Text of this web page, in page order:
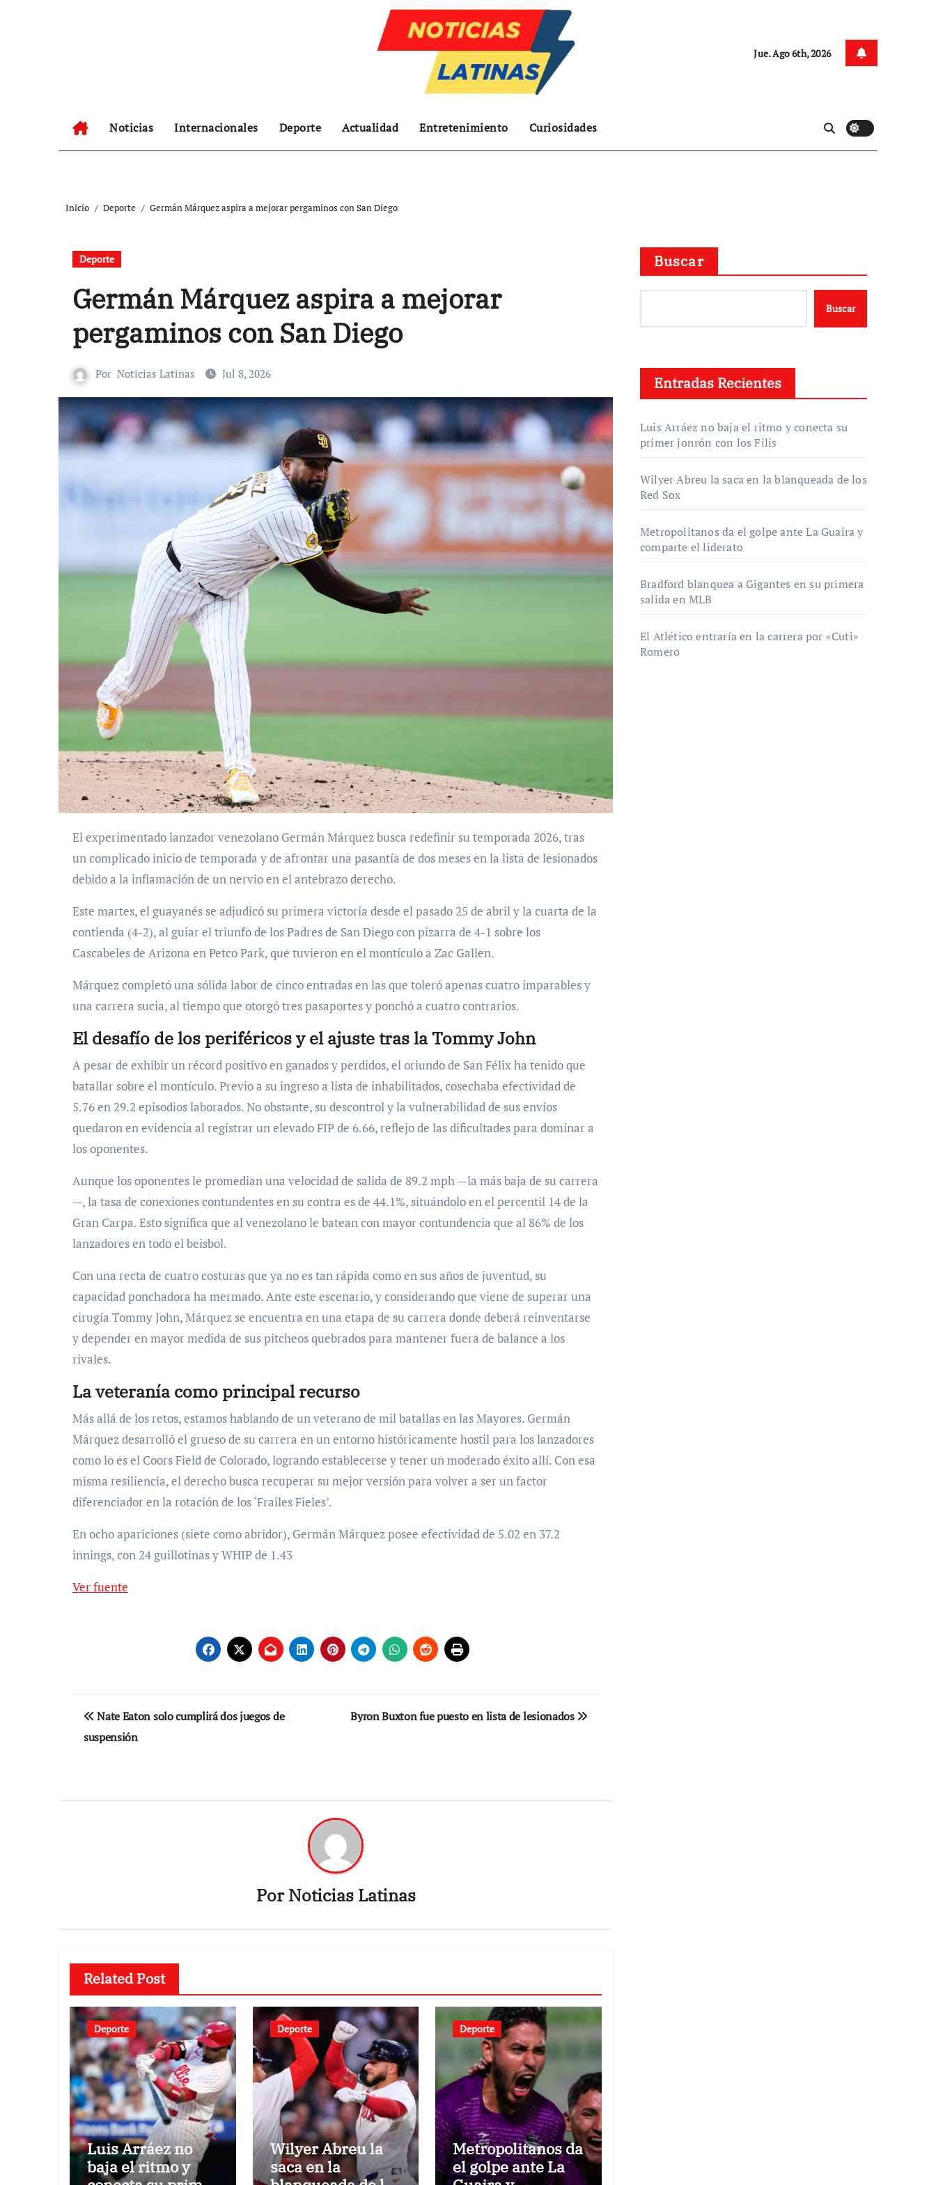
Jue. Ago 6th, 2026
Noticias Internacionales Deporte Actualidad Entretenimiento Curiosidades
Inicio Deporte Germán Márquez aspira a mejorar pergaminos con San Diego
Deporte
Germán Márquez aspira a mejorar
pergaminos con San Diego
Por Noticias Latinas Jul 8, 2026
El experimentado lanzador venezolano Germán Márquez busca redefinir su temporada 2026, tras
un complicado inicio de temporada y de afrontar una pasantía de dos meses en la lista de lesionados
debido a la inflamación de un nervio en el antebrazo derecho.
Este martes, el guayanés se adjudicó su primera victoria desde el pasado 25 de abril y la cuarta de la
contienda (4-2), al guiar el triunfo de los Padres de San Diego con pizarra de 4-1 sobre los
Cascabeles de Arizona en Petco Park, que tuvieron en el montículo a Zac Gallen.
Márquez completó una sólida labor de cinco entradas en las que toleró apenas cuatro imparables y
una carrera sucia, al tiempo que otorgó tres pasaportes y ponchó a cuatro contrarios.
El desafío de los periféricos y el ajuste tras la Tommy John
A pesar de exhibir un récord positivo en ganados y perdidos, el oriundo de San Félix ha tenido que
batallar sobre el montículo. Previo a su ingreso a lista de inhabilitados, cosechaba efectividad de
5.76 en 29.2 episodios laborados. No obstante, su descontrol y la vulnerabilidad de sus envíos
quedaron en evidencia al registrar un elevado FIP de 6.66, reflejo de las dificultades para dominar a
los oponentes.
Aunque los oponentes le promedian una velocidad de salida de 89.2 mph —la más baja de su carrera
—, la tasa de conexiones contundentes en su contra es de 44.1%, situándolo en el percentil 14 de la
Gran Carpa. Esto significa que al venezolano le batean con mayor contundencia que al 86% de los
lanzadores en todo el beisbol.
Con una recta de cuatro costuras que ya no es tan rápida como en sus años de juventud, su
capacidad ponchadora ha mermado. Ante este escenario, y considerando que viene de superar una
cirugía Tommy John, Márquez se encuentra en una etapa de su carrera donde deberá reinventarse
y depender en mayor medida de sus pitcheos quebrados para mantener fuera de balance a los
rivales.
La veteranía como principal recurso
Más allá de los retos, estamos hablando de un veterano de mil batallas en las Mayores. Germán
Márquez desarrolló el grueso de su carrera en un entorno históricamente hostil para los lanzadores
como lo es el Coors Field de Colorado, logrando establecerse y tener un moderado éxito allí. Con esa
misma resiliencia, el derecho busca recuperar su mejor versión para volver a ser un factor
diferenciador en la rotación de los ‘Frailes Fieles’.
En ocho apariciones (siete como abridor), Germán Márquez posee efectividad de 5.02 en 37.2
innings, con 24 guillotinas y WHIP de 1.43
Ver fuente
Navegación
de
Nate Eaton solo cumplirá dos juegos de
suspensión
Byron Buxton fue puesto en lista de lesionados
PorNoticias Latinas
Related Post
Deporte
Luis Arráez no
baja el ritmo y
Deporte
Wilyer Abreu la
saca en la
Deporte
Metropolitanos da
el golpe ante La
Buscar
Buscar
Entradas Recientes
Luis Arráez no baja el ritmo y conecta su
primer jonrón con los Filis
Wilyer Abreu la saca en la blanqueada de los
Red Sox
Metropolitanos da el golpe ante La Guaira y
comparte el liderato
Bradford blanquea a Gigantes en su primera
salida en MLB
El Atlético entraría en la carrera por «Cuti»
Romero